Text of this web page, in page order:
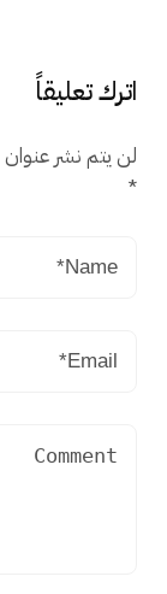
اترك تعليقاً
لن يتم نشر عنوان
*